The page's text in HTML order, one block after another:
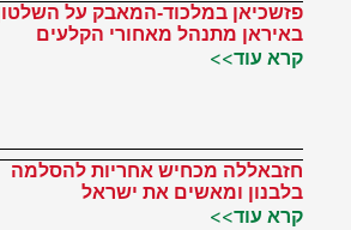
פזשכיאן במלכוד-המאבק על
באיראן מתנהל מאחורי הקלעים
קרא עוד>>
חזבאללה מכחיש אחריות להסלמה
בלבנון ומאשים את ישראל
קרא עוד>>